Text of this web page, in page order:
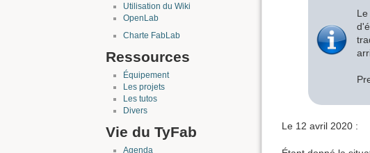
Utilisation du Wiki
OpenLab
Charte FabLab
Ressources
Équipement
Les projets
Les tutos
Divers
Vie du TyFab
Agenda
Le 12 avril 2020 :